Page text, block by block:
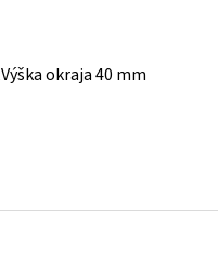
okraja 40 mm